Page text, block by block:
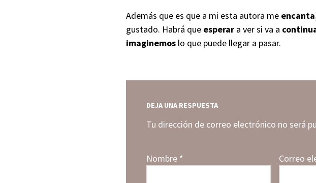
Además que es que a mi esta autora me
gustado. Habrá que esperar a ver si va a
imaginemos lo que puede llegar a pasar.
DEJA UNA RESPUESTA
Tu dirección de correo electrónico no será
Nombre * Correo